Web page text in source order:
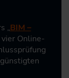
„BIM –
vier Online-